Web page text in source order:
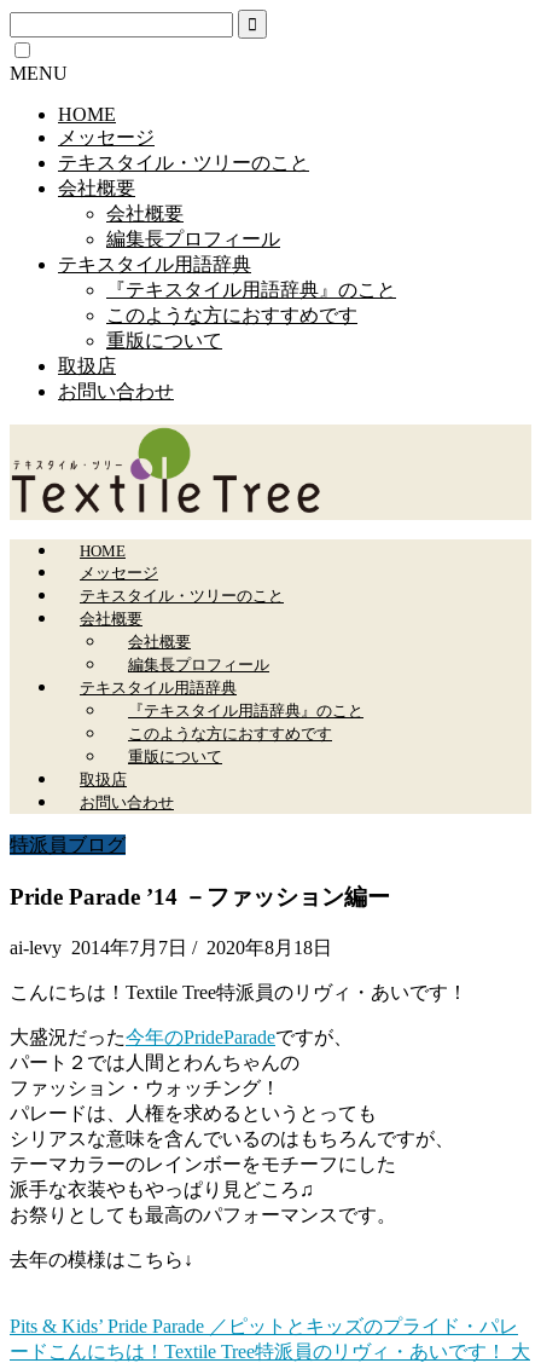
MENU
HOME
メッセージ
テキスタイル・ツリーのこと
会社概要
会社概要
編集長プロフィール
テキスタイル用語辞典
『テキスタイル用語辞典』のこと
このような方におすすめです
重版について
取扱店
お問い合わせ
HOME
メッセージ
テキスタイル・ツリーのこと
会社概要
会社概要
編集長プロフィール
テキスタイル用語辞典
『テキスタイル用語辞典』のこと
このような方におすすめです
重版について
取扱店
お問い合わせ
特派員ブログ
Pride Parade ’14 －ファッション編ー
ai-levy 2014年7月7日 / 2020年8月18日
こんにちは！Textile Tree特派員のリヴィ・あいです！
大盛況だった今年のPrideParadeですが、
パート２では人間とわんちゃんの
ファッション・ウォッチング！
パレードは、人権を求めるというとっても
シリアスな意味を含んでいるのはもちろんですが、
テーマカラーのレインボーをモチーフにした
派手な衣装やもやっぱり見どころ♫
お祭りとしても最高のパフォーマンスです。
去年の模様はこちら↓
Pits & Kids’ Pride Parade ／ピットとキッズのプライド・パレ
ード こんにちは！Textile Tree特派員のリヴィ・あいです！ 大